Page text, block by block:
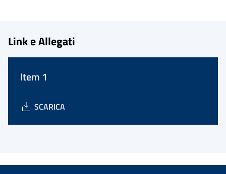
Link e Allegati
Item 1
SCARICA